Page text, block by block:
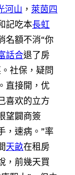
河山 ， 萊茵四
記吃本長虹
名額不消“你
話合退了房
社保，疑問
直接開，优
喜欢的立方
望闢商簽
，速病。”率
天畝在租房
，前幾天買